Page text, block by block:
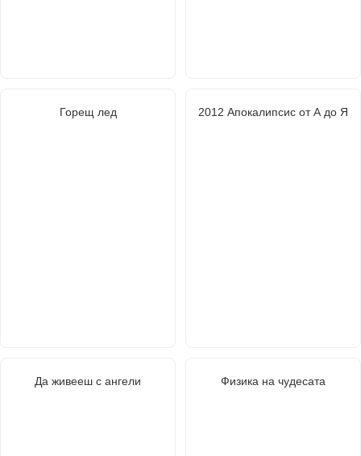
Горещ лед 2012 Апокалипсис от А до Я
Да живееш с ангели Физика на чудесата